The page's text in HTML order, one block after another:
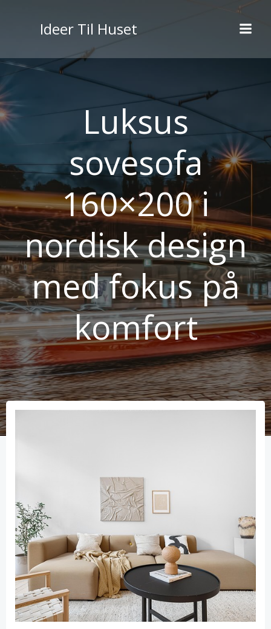
indhold
Ideer Til Huset
Luksus
sovesofa
160×200 i
nordisk design
med fokus på
komfort